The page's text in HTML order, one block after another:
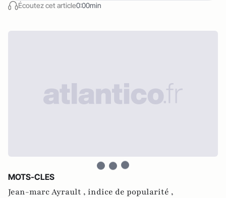
Écoutez cet article0:00min
MOTS-CLES
Jean-marc Ayrault , indice de popularité ,